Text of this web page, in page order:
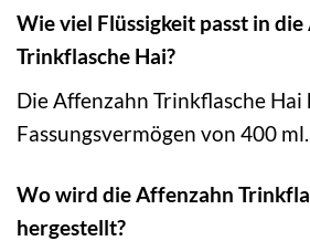
Wie viel Flüssigkeit passt in
Trinkflasche Hai?
Die Affenzahn Trinkflasche Hai
Fassungsvermögen von 400 ml.
Wo wird die Affenzahn
hergestellt?